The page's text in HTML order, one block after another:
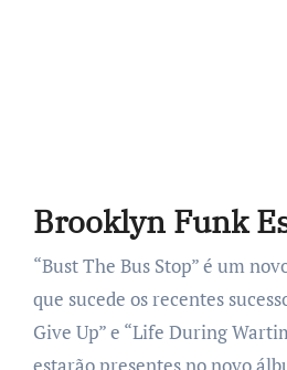
Brooklyn Funk
“Bust The Bus Stop” é um
que sucede os recentes
Give Up” e “Life During
estarão presentes no novo